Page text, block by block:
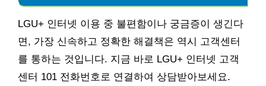
LGU+ 인터넷 이용 중 불편함이나 궁금증이 생긴다
면, 가장 신속하고 정확한 해결책은 역시 고객센터
를 통하는 것입니다. 지금 바로 LGU+ 인터넷 고객
센터 101 전화번호로 연결하여 상담받아보세요.